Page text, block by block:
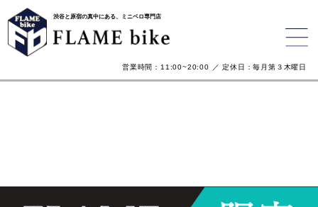
渋谷と原宿の真中にある、ミニベロ専門店
営業時間：11:00~20:00 ／ 定休日：毎月第３木曜日